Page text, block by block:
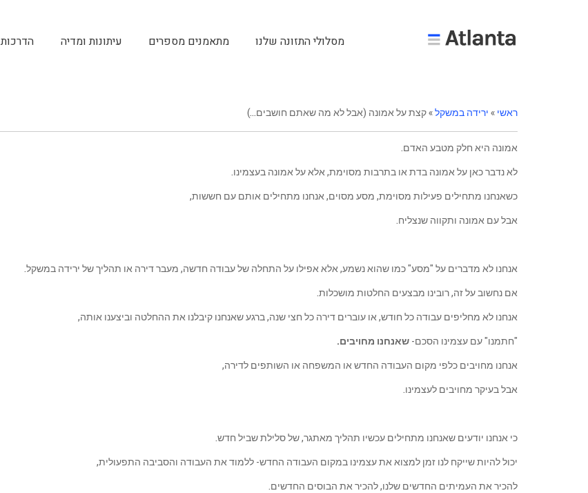
מסלולי התזונה שלנו מתאמנים מספרים עיתונות ומדיה הדרכות
ראשי » ירידה במשקל»קצת על אמונה (אבל לא מה שאתם חושבים…)
אמונה היא חלק מטבע האדם.
לא נדבר כאן על אמונה בדת או בתרבות מסוימת, אלא על אמונה בעצמינו.
כשאנחנו מתחילים פעילות מסוימת, מסע מסוים, אנחנו מתחילים אותם עם חששות,
אבל עם אמונה ותקווה שנצליח.
אנחנו לא מדברים על "מסע" כמו שהוא נשמע, אלא אפילו על התחלה של עבודה חדשה, מעבר דירה או תהליך של ירידה במשקל.
אם נחשוב על זה, רובינו מבצעים החלטות מושכלות.
אנחנו לא מחליפים עבודה כל חודש, או עוברים דירה כל חצי שנה, ברגע שאנחנו קיבלנו את ההחלטה וביצענו אותה,
"חתמנו" עם עצמינו הסכם- שאנחנו מחויבים.
אנחנו מחויבים כלפי מקום העבודה החדש או המשפחה או השותפים לדירה,
אבל בעיקר מחויבים לעצמינו.
כי אנחנו יודעים שאנחנו מתחילים עכשיו תהליך מאתגר, של סלילת שביל חדש.
יכול להיות שייקח לנו זמן למצוא את עצמינו במקום העבודה החדש- ללמוד את העבודה והסביבה התפעולית,
להכיר את העמיתים החדשים שלנו, להכיר את הבוסים החדשים.